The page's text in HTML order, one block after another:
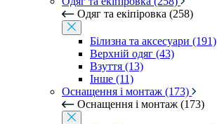
Одяг та екіпіровка (258)
Білизна та аксесуари (191)
Верхній одяг (43)
Взуття (13)
Інше (11)
Оснащення і монтаж (173)
Оснащення і монтаж (173)